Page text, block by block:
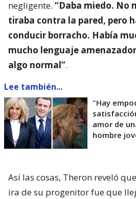
negligente. “Daba miedo. No
tiraba contra la pared, pero
conducir borracho. Había
mucho lenguaje
algo normal”.
Lee también...
"Hay
amor de
hombre
Así las cosas, Theron reveló
ira de su progenitor fue que